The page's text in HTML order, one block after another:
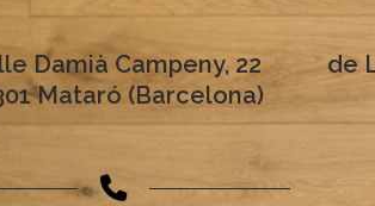
Damià Campeny, 22
Mataró (Barcelona)
de